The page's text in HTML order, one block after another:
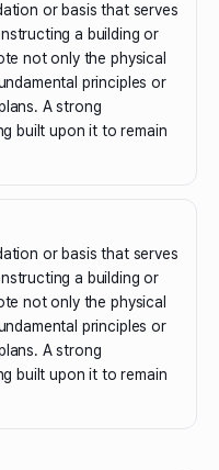
or basis that serves
a building or
not only the physical
principles or
A strong
built upon it to remain
or basis that serves
a building or
not only the physical
principles or
A strong
built upon it to remain